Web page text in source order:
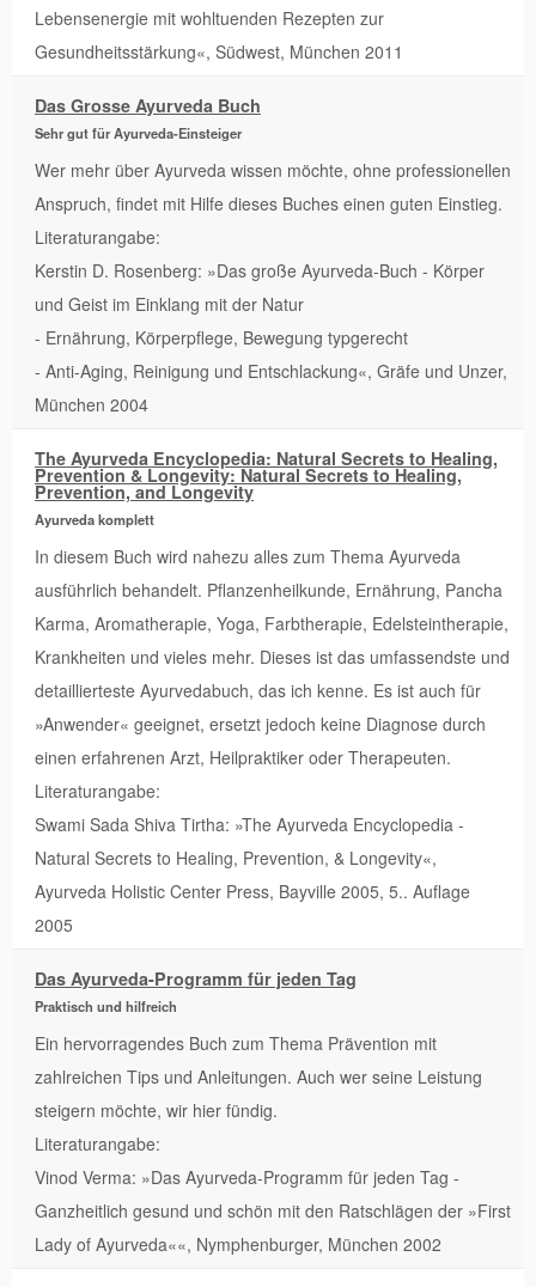
Lebensenergie mit wohltuenden Rezepten zur
Gesundheitsstärkung«, Südwest, München 2011
Das Grosse Ayurveda Buch
Sehr gut für Ayurveda-Einsteiger
Wer mehr über Ayurveda wissen möchte, ohne professionellen
Anspruch, findet mit Hilfe dieses Buches einen guten Einstieg.
Literaturangabe:
Kerstin D. Rosenberg: »Das große Ayurveda-Buch - Körper
und Geist im Einklang mit der Natur
- Ernährung, Körperpflege, Bewegung typgerecht
- Anti-Aging, Reinigung und Entschlackung«, Gräfe und Unzer,
München 2004
The Ayurveda Encyclopedia: Natural Secrets to Healing,
Prevention & Longevity: Natural Secrets to Healing,
Prevention, and Longevity
Ayurveda komplett
In diesem Buch wird nahezu alles zum Thema Ayurveda
ausführlich behandelt. Pflanzenheilkunde, Ernährung, Pancha
Karma, Aromatherapie, Yoga, Farbtherapie, Edelsteintherapie,
Krankheiten und vieles mehr. Dieses ist das umfassendste und
detaillierteste Ayurvedabuch, das ich kenne. Es ist auch für
»Anwender« geeignet, ersetzt jedoch keine Diagnose durch
einen erfahrenen Arzt, Heilpraktiker oder Therapeuten.
Literaturangabe:
Swami Sada Shiva Tirtha: »The Ayurveda Encyclopedia -
Natural Secrets to Healing, Prevention, & Longevity«,
Ayurveda Holistic Center Press, Bayville 2005, 5.. Auflage
2005
Das Ayurveda-Programm für jeden Tag
Praktisch und hilfreich
Ein hervorragendes Buch zum Thema Prävention mit
zahlreichen Tips und Anleitungen. Auch wer seine Leistung
steigern möchte, wir hier fündig.
Literaturangabe:
Vinod Verma: »Das Ayurveda-Programm für jeden Tag -
Ganzheitlich gesund und schön mit den Ratschlägen der »First
Lady of Ayurveda««, Nymphenburger, München 2002